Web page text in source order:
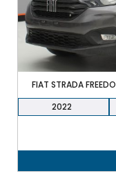
FIAT STRADA
2022